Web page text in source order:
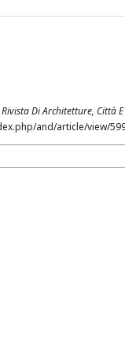
Rivista Di Architetture, Città
and/article/view/